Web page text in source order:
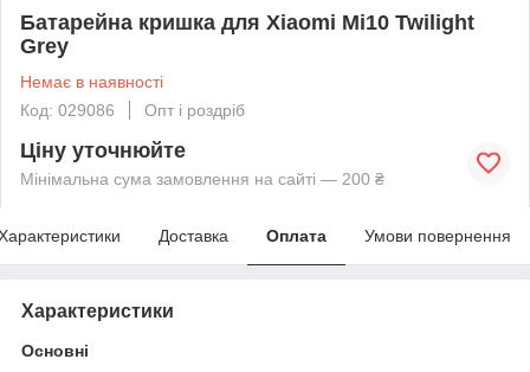
Батарейна кришка для Xiaomi Mi10 Twilight
Grey
Немає в наявності
Код: 029086
Опт і роздріб
Ціну уточнюйте
Мінімальна сума замовлення на сайті — 200 ₴
Доставка Оплата Умови повернення
Характеристики
Основні